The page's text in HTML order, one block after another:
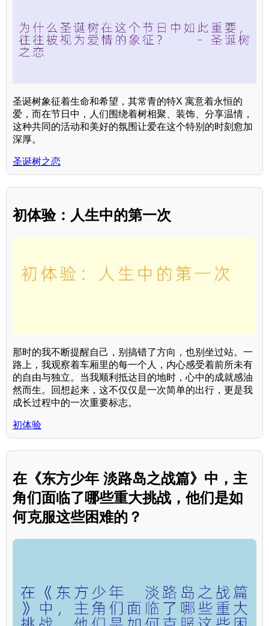
圣诞树象征着生命和希望，其常青的特X 寓意着永恒的
爱，而在节日中，人们围绕着树相聚、装饰、分享温情，
这种共同的活动和美好的氛围让爱在这个特别的时刻愈加
深厚。
圣诞树之恋
初体验：人生中的第一次
那时的我不断提醒自己，别搞错了方向，也别坐过站。一
路上，我观察着车厢里的每一个人，内心感受着前所未有
的自由与独立。当我顺利抵达目的地时，心中的成就感油
然而生。回想起来，这不仅仅是一次简单的出行，更是我
成长过程中的一次重要标志。
初体验
在《东方少年 淡路岛之战篇》中，主
角们面临了哪些重大挑战，他们是如
何克服这些困难的？